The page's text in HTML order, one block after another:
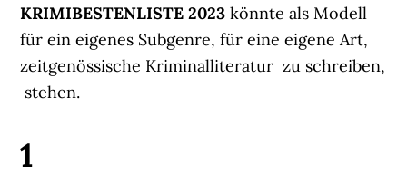
KRIMIBESTENLISTE 2023 könnte als Modell
für ein eigenes Subgenre, für eine eigene Art,
zeitgenössische Kriminalliteratur zu schreiben,
stehen.
1